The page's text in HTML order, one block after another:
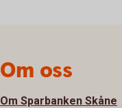
Om oss
Om Sparbanken Skåne